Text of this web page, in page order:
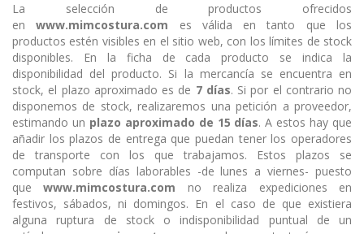
La selección de productos ofrecidos
enwww.mimcostura.com es válida en tanto que los
productos estén visibles en el sitio web, con los límites de stock
disponibles. En la ficha de cada producto se indica la
disponibilidad del producto. Si la mercancía se encuentra en
stock, el plazo aproximado es de 7 días. Si por el contrario no
disponemos de stock, realizaremos una petición a proveedor,
estimando un plazo aproximado de 15 días. A estos hay que
añadir los plazos de entrega que puedan tener los operadores
de transporte con los que trabajamos. Estos plazos se
computan sobre días laborables -de lunes a viernes- puesto
quewww.mimcostura.com no realiza expediciones en
festivos, sábados, ni domingos. En el caso de que existiera
alguna ruptura de stock o indisponibilidad puntual de un